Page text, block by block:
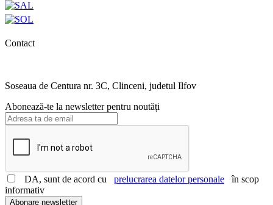
Contact
Soseaua de Centura nr. 3C, Clinceni, judetul Ilfov
Abonează-te la newsletter pentru noutăți
DA, sunt de acord cu prelucrarea datelor personale în scop
informativ
Abonare newsletter